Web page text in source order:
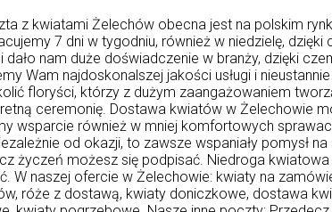
z kwiatami Żelechów obecna jest na polskim
7 dni w tygodniu, również w niedzielę,
dało nam duże doświadczenie w branży, dzięki
Wam najdoskonalszej jakości usługi i
floryści, którzy z dużym zaangażowaniem
ceremonię. Dostawa kwiatów w Żelechowie
wsparcie również w mniej komfortowych
od okazji, to zawsze wspaniały pomysł
życzeń możesz się podpisać. Niedroga
W naszej ofercie w Żelechowie: kwiaty na
róże z dostawą, kwiaty doniczkowe, dostawa